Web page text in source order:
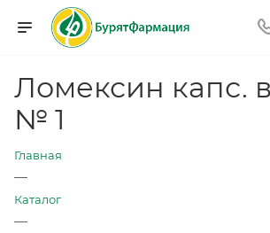
Ломексин капс.
№ 1
Главная
—
Каталог
—